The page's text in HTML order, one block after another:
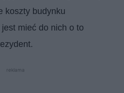
koszty budynku
mieć do nich o to
reklama